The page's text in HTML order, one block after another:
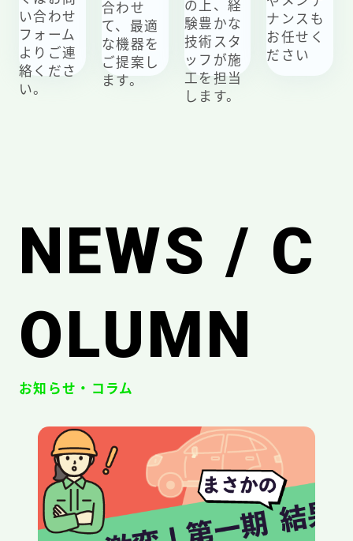
い合わせ
フォーム
よりご連
絡くださ
い。
合わせ
て、最適
な機器を
ご提案し
ます。
の上、経
験豊かな
技術スタ
ッフが施
工を担当
します。
ナンスも
お任せく
ださい
NEWS / C
OLUMN
お知らせ・コラム